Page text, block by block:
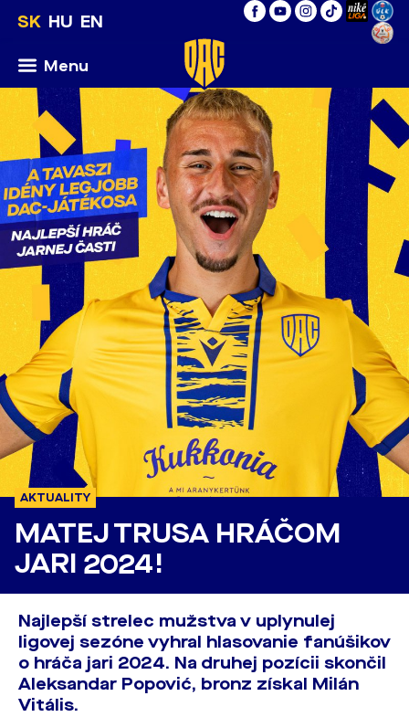
SK HU EN
Menu
AKTUALITY
MATEJ TRUSA HRÁČOM
JARI 2024!
Najlepší strelec mužstva v uplynulej
ligovej sezóne vyhral hlasovanie fanúšikov
o hráča jari 2024. Na druhej pozícii skončil
Aleksandar Popović, bronz získal Milán
Vitális.